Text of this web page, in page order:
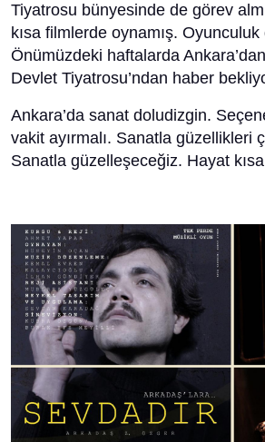
Tiyatrosu bünyesinde de görev
kısa filmlerde oynamış.
Önümüzdeki haftalarda
Devlet Tiyatrosu’ndan haber
Ankara’da sanat doludizgin.
vakit ayırmalı. Sanatla güzellikleri
Sanatla güzelleşeceğiz. Hayat